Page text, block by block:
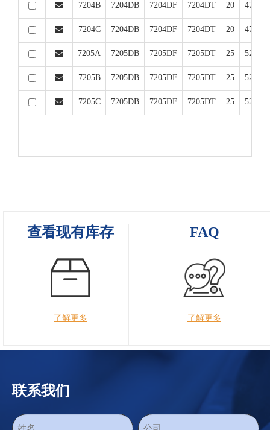
7204B 7204DB 7204DF 7204DT 20 47
7204C 7204DB 7204DF 7204DT 20 47
7205A 7205DB 7205DF 7205DT 25 52
7205B 7205DB 7205DF 7205DT 25 52
7205C 7205DB 7205DF 7205DT 25 52
查看现有库存
了解更多
FAQ
了解更多
联系我们